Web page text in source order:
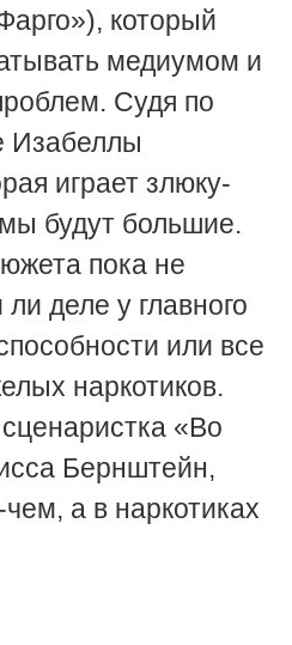
который
медиумом и
Судя по
Изабеллы
играет злюку-
будут большие.
пока не
деле у главного
или все
наркотиков.
«Во
Бернштейн,
а в наркотиках